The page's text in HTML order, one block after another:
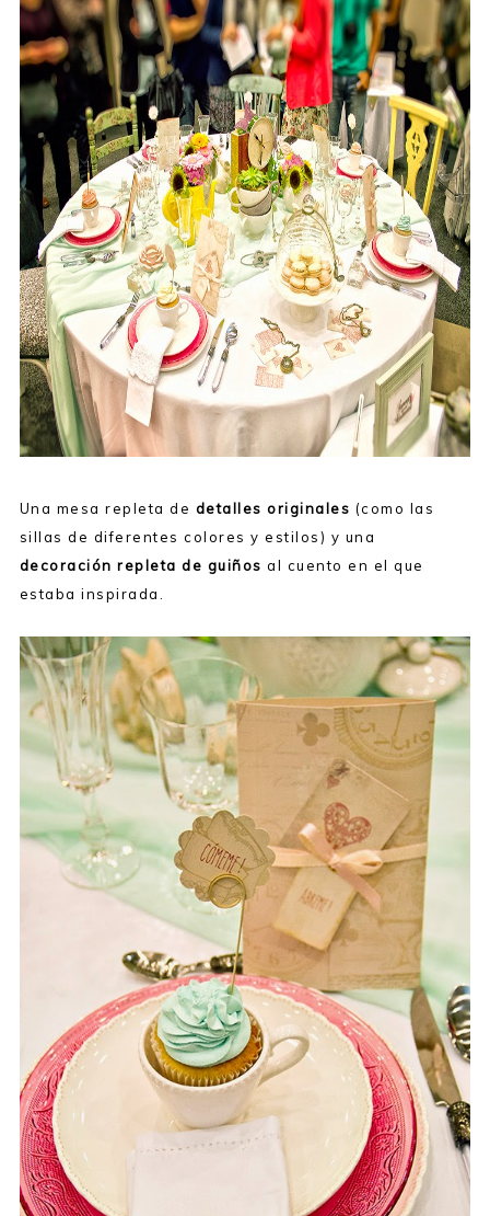
Una mesa repleta de detalles originales (como las
sillas de diferentes colores y estilos) y una
decoración repleta de guiños al cuento en el que
estaba inspirada.